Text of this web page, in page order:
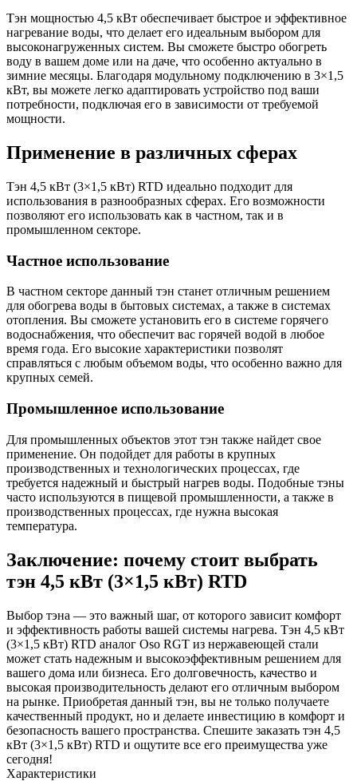
Тэн мощностью 4,5 кВт обеспечивает быстрое и эффективное
нагревание воды, что делает его идеальным выбором для
высоконагруженных систем. Вы сможете быстро обогреть
воду в вашем доме или на даче, что особенно актуально в
зимние месяцы. Благодаря модульному подключению в 3×1,5
кВт, вы можете легко адаптировать устройство под ваши
потребности, подключая его в зависимости от требуемой
мощности.
Применение в различных сферах
Тэн 4,5 кВт (3×1,5 кВт) RTD идеально подходит для
использования в разнообразных сферах. Его возможности
позволяют его использовать как в частном, так и в
промышленном секторе.
Частное использование
В частном секторе данный тэн станет отличным решением
для обогрева воды в бытовых системах, а также в системах
отопления. Вы сможете установить его в системе горячего
водоснабжения, что обеспечит вас горячей водой в любое
время года. Его высокие характеристики позволят
справляться с любым объемом воды, что особенно важно для
крупных семей.
Промышленное использование
Для промышленных объектов этот тэн также найдет свое
применение. Он подойдет для работы в крупных
производственных и технологических процессах, где
требуется надежный и быстрый нагрев воды. Подобные тэны
часто используются в пищевой промышленности, а также в
производственных процессах, где нужна высокая
температура.
Заключение: почему стоит выбрать
тэн 4,5 кВт (3×1,5 кВт) RTD
Выбор тэна — это важный шаг, от которого зависит комфорт
и эффективность работы вашей системы нагрева. Тэн 4,5 кВт
(3×1,5 кВт) RTD аналог Oso RGT из нержавеющей стали
может стать надежным и высокоэффективным решением для
вашего дома или бизнеса. Его долговечность, качество и
высокая производительность делают его отличным выбором
на рынке. Приобретая данный тэн, вы не только получаете
качественный продукт, но и делаете инвестицию в комфорт и
безопасность вашего пространства. Спешите заказать тэн 4,5
кВт (3×1,5 кВт) RTD и ощутите все его преимущества уже
сегодня!
Характеристики